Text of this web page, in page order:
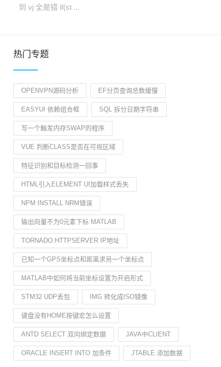
到 vj 全是错 if(st ...
热门专题
OPENVPN源码分析 EF分页查询总数缓慢
EASYUI 依赖组合框 SQL 拆分日期字符串
写一个触发内存SWAP的程序
VUE 判断CLASS是否在可视区域
特征识别和目标检测一回事
HTML引入ELEMENT UI加载样式丢失
NPM INSTALL NRM错误
输出向量不为0元素下标 MATLAB
TORNADO.HTTPSERVER IP地址
已知一个GPS坐标点和距离求另一个坐标点
MATLAB中如何将当前坐标设置为开启形式
STM32 UDP丢包 IMG 转化成ISO镜像
键盘没有HOME按键宏怎么设置
ANTD SELECT 双向绑定数据 JAVA中CLIENT
ORACLE INSERT INTO 加条件 JTABLE 添加数据